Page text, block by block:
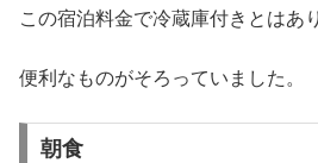
この宿泊料金で冷蔵庫付きとはあ
便利なものがそろっていました。
朝食